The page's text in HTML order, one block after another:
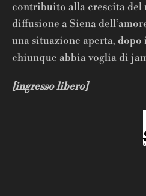
contribuito alla crescita del
diffusione a Siena
una situazione aperta, dopo
chiunque abbia voglia di
[ingresso libero]